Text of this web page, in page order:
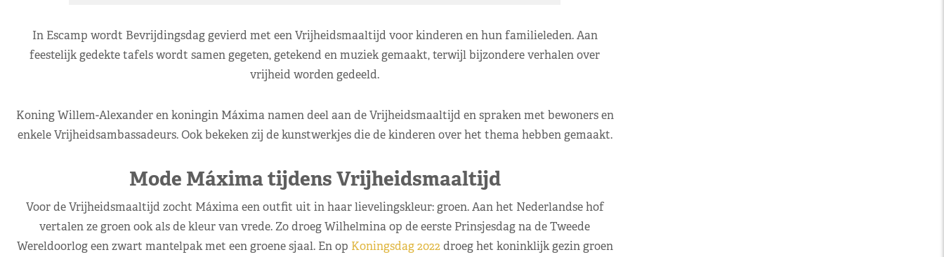
In Escamp wordt Bevrijdingsdag gevierd met een Vrijheidsmaaltijd voor kinderen en hun familieleden. Aan
feestelijk gedekte tafels wordt samen gegeten, getekend en muziek gemaakt, terwijl bijzondere verhalen over
vrijheid worden gedeeld.
Koning Willem-Alexander en koningin Máxima namen deel aan de Vrijheidsmaaltijd en spraken met bewoners en
enkele Vrijheidsambassadeurs. Ook bekeken zij de kunstwerkjes die de kinderen over het thema hebben gemaakt.
Mode Máxima tijdens Vrijheidsmaaltijd
Voor de Vrijheidsmaaltijd zocht Máxima een outfit uit in haar lievelingskleur: groen. Aan het Nederlandse hof
vertalen ze groen ook als de kleur van vrede. Zo droeg Wilhelmina op de eerste Prinsjesdag na de Tweede
Wereldoorlog een zwart mantelpak met een groene sjaal. En op Koningsdag 2022droeg het koninklijk gezin groen